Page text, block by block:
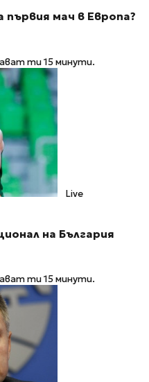
първия мач в Европа?
ти 15 минути.
Live
на България
ти 15 минути.